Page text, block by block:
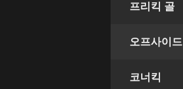
프리킥 골
오프사이드
코너킥